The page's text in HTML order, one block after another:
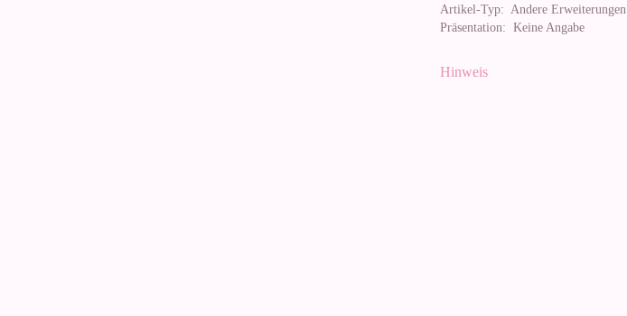
Artikel-Typ: Andere Erweiterungen
Präsentation: Keine Angabe
Hinweis